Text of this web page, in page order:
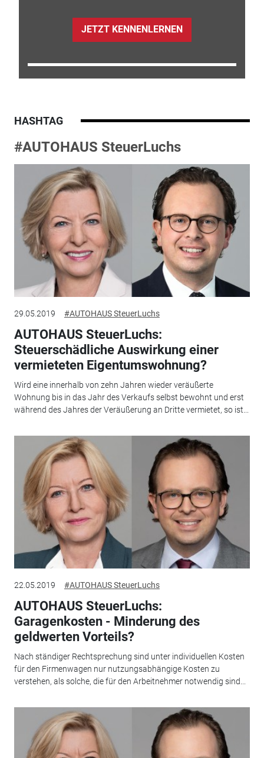
JETZT KENNENLERNEN
HASHTAG
#AUTOHAUS SteuerLuchs
29.05.2019 #AUTOHAUS SteuerLuchs
AUTOHAUS SteuerLuchs:
Steuerschädliche Auswirkung einer
vermieteten Eigentumswohnung?
Wird eine innerhalb von zehn Jahren wieder veräußerte
Wohnung bis in das Jahr des Verkaufs selbst bewohnt und erst
während des Jahres der Veräußerung an Dritte vermietet, so ist...
22.05.2019 #AUTOHAUS SteuerLuchs
AUTOHAUS SteuerLuchs:
Garagenkosten - Minderung des
geldwerten Vorteils?
Nach ständiger Rechtsprechung sind unter individuellen Kosten
für den Firmenwagen nur nutzungsabhängige Kosten zu
verstehen, als solche, die für den Arbeitnehmer notwendig sind...